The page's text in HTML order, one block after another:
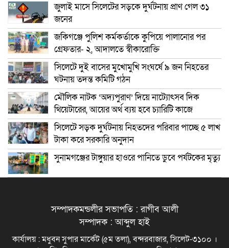
জুলাই মাসে সিলেটের সড়কে দুর্ঘটনায় প্রাণ গেল ৩১
জনের
জকিগঞ্জে পুলিশ কর্মকর্তাকে কুপিয়ে পালানোর পর
গ্রেফতার- ২, আদালতে স্বীকারোক্তি
সিলেটে দুই বাসের মুখোমুখি সংঘর্ষে ৯ জন নিহতের
ঘটনায় তদন্ত কমিটি গঠন
মৌলিক নাটক ‘অদ্যপুরাণ’ দিয়ে নাট্যোৎসব দিক
থিয়েটারের, আয়ের অর্থ ব্যয় হবে চ্যারিটি কাজে
সিলেটে সড়ক দুর্ঘটনায় নিহতদের পরিবার পাচ্ছে ৫ লাখ
টাকা করে সরকারি অনুদান
সুনামগঞ্জের টাঙ্গুয়ার হাওরে পানিতে ডুবে পর্যটকের মৃত্যু
সম্পাদকমন্ডলীর সভাপতি : রাগীব আলী
সম্পাদক : আব্দুল হাই
কার্যালয় : মধুবন সুপার মার্কেট (৫ম তলা), বন্দরবাজার, সিলেট-৩১০০ ।